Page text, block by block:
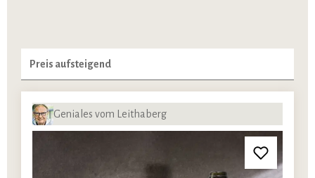
Geniales vom Leithaberg